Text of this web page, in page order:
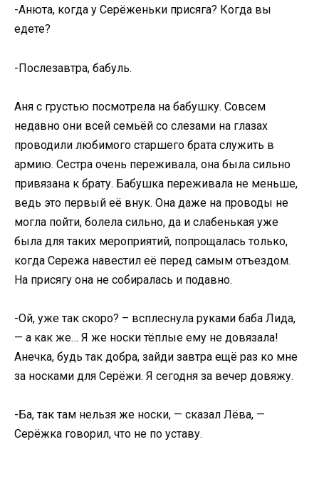
-Анюта, когда у Серёженьки присяга? Когда вы
едете?
-Послезавтра, бабуль.
Аня с грустью посмотрела на бабушку. Совсем
недавно они всей семьёй со слезами на глазах
проводили любимого старшего брата служить в
армию. Сестра очень переживала, она была сильно
привязана к брату. Бабушка переживала не меньше,
ведь это первый её внук. Она даже на проводы не
могла пойти, болела сильно, да и слабенькая уже
была для таких мероприятий, попрощалась только,
когда Сережа навестил её перед самым отъездом.
На присягу она не собиралась и подавно.
-Ой, уже так скоро? – всплеснула руками баба Лида,
— а как же… Я же носки тёплые ему не довязала!
Анечка, будь так добра, зайди завтра ещё раз ко мне
за носками для Серёжи. Я сегодня за вечер довяжу.
-Ба, так там нельзя же носки, — сказал Лёва, —
Серёжка говорил, что не по уставу.